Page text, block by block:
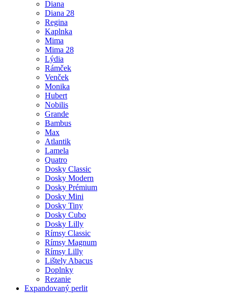
Diana
Diana 28
Regina
Kaplnka
Mima
Mima 28
Lýdia
Rámček
Venček
Monika
Hubert
Nobilis
Grande
Bambus
Max
Atlantik
Lamela
Quatro
Dosky Classic
Dosky Modern
Dosky Prémium
Dosky Mini
Dosky Tiny
Dosky Cubo
Dosky Lilly
Rímsy Classic
Rímsy Magnum
Rímsy Lilly
Lištely Abacus
Doplnky
Rezanie
Expandovaný perlit